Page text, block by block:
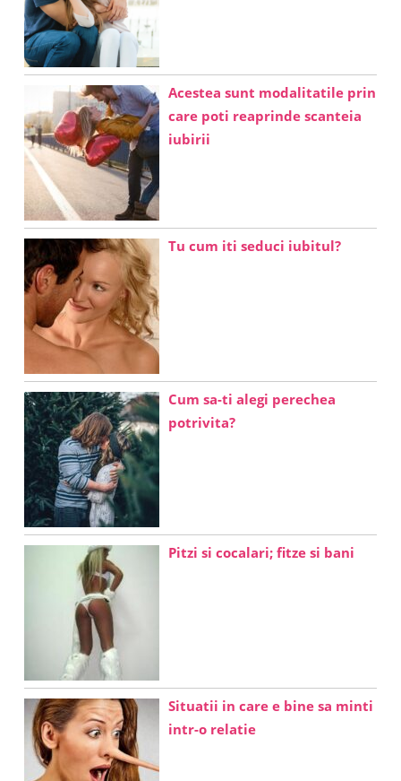
Acestea sunt modalitatile prin
care poti reaprinde scanteia
iubirii
Tu cum iti seduci iubitul?
Cum sa-ti alegi perechea
potrivita?
Pitzi si cocalari; fitze si bani
Situatii in care e bine sa minti
intr-o relatie